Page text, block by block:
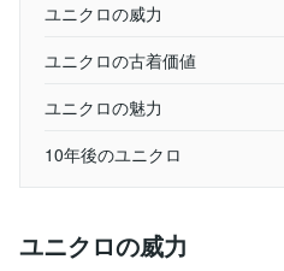
ユニクロの威力
ユニクロの古着価値
ユニクロの魅力
10年後のユニクロ
ユニクロの威力